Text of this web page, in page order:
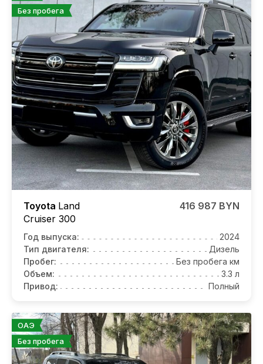
Без пробега
Toyota Land
Cruiser 300
416 987 BYN
Год выпуска:
2024
Тип двигателя:
Дизель
Пробег:
Без пробега км
Объем:
3.3 л
Привод:
Полный
ОАЭ
Без пробега